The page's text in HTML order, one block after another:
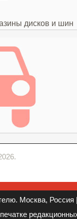
дисков и шин
Москва, Россия